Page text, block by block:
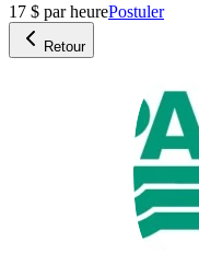
17 $ par heurePostuler
Retour